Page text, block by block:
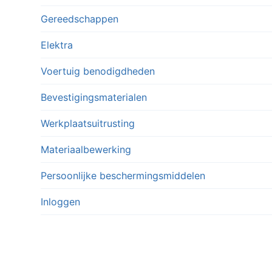
Gereedschappen
Elektra
Voertuig benodigdheden
Bevestigingsmaterialen
Werkplaatsuitrusting
Materiaalbewerking
Persoonlijke beschermingsmiddelen
Inloggen